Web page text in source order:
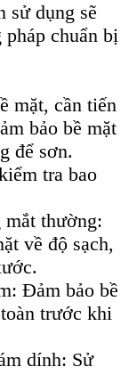
sử dụng sẽ
chuẩn bị
mặt, cần tiến
bảo bề mặt
để sơn.
tra bao
thường:
về độ sạch,
Đảm bảo bề
trước khi
dính: Sử